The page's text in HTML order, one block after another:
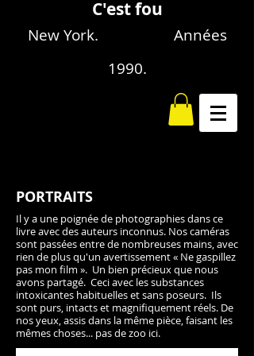
C'est fou
New York. Années
1990.
PORTRAITS
Il y a une poignée de photographies dans ce
livre avec des auteurs inconnus. Nos caméras
sont passées entre de nombreuses mains, avec
rien de plus qu'un avertissement « Ne gaspillez
pas mon film ». Un bien précieux que nous
avons partagé. Ceci avec les substances
intoxicantes habituelles et sans poseurs. Ils
sont purs, intacts et magnifiquement réels. De
nos yeux, assis dans la même pièce, faisant les
mêmes choses... pas de zoo ici.